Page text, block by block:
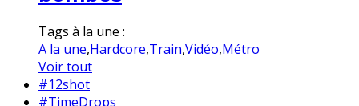
Tags à la une :
A la une,Hardcore,Train,Vidéo,Métro
Voir tout
#12shot
#TimeDrops